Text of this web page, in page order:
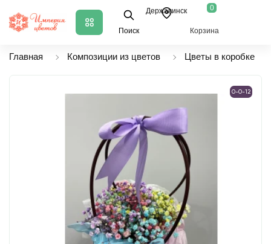
Поиск
Державинск 0
Корзина
Главная Композиции из цветов Цветы в коробке
0-0-12